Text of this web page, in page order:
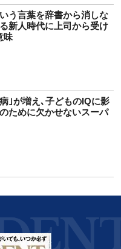
う言葉を辞書から消しな
新人時代に上司から受け
味
｣が増え､子どものIQに影
ために欠かせないスーパ